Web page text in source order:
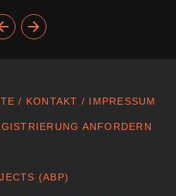
/ KONTAKT / IMPRESSUM
ANFORDERN
(ABP)